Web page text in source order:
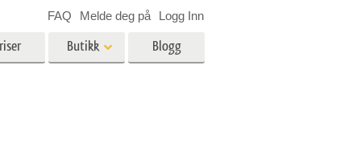
Butikk Blogg
FAQ Melde deg på Logg Inn